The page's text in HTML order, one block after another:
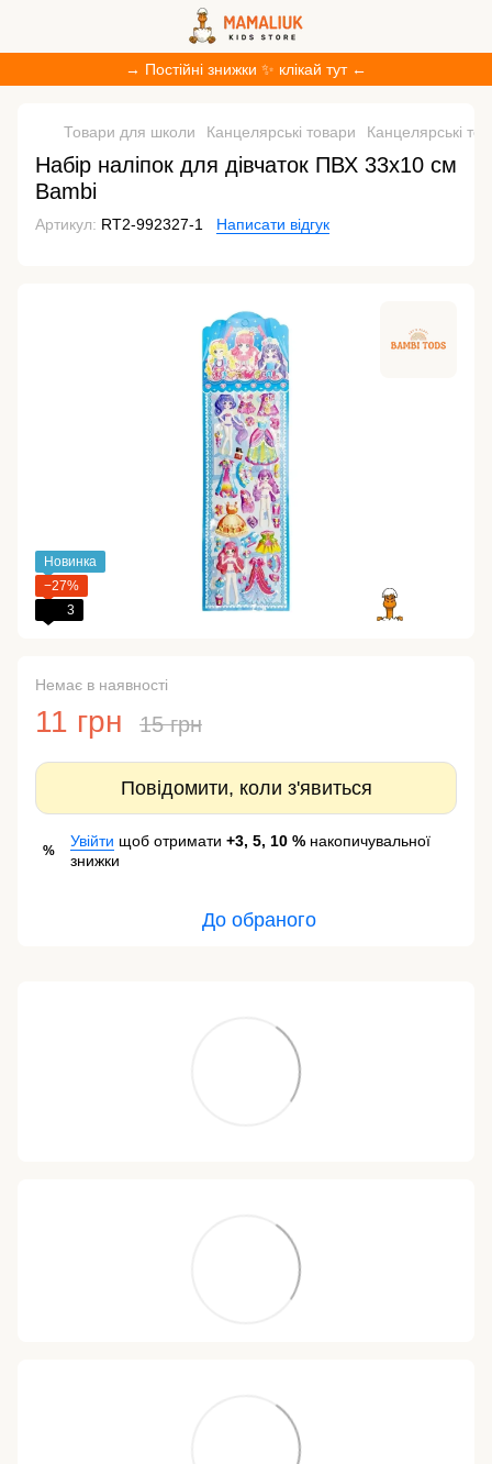
→ Постійні знижки ✨ клікай тут ←
Товари для школи Канцелярські товари Канцелярські
Набір наліпок для дівчаток ПВХ 33х10 см
Bambi
Артикул: RT2-992327-1 Написати відгук
Новинка
−27%
3
Немає в наявності
11 грн 15 грн
Повідомити, коли з'явиться
%
Увійти щоб отримати +3, 5, 10 % накопичувальної
знижки
До обраного